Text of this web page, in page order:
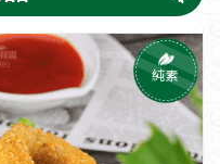
純素